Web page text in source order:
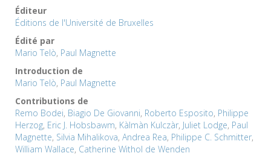
Éditeur
Éditions de l'Université de Bruxelles
Édité par
Mario Telò, Paul Magnette
Introduction de
Mario Telò, Paul Magnette
Contributions de
Remo Bodei, Biagio De Giovanni, Roberto Esposito, Philippe
Herzog, Eric J. Hobsbawm, Kàlmàn Kulczàr, Juliet Lodge, Paul
Magnette, Silvia Mihalikova, Andrea Rea, Philippe C. Schmitter,
William Wallace, Catherine Withol de Wenden